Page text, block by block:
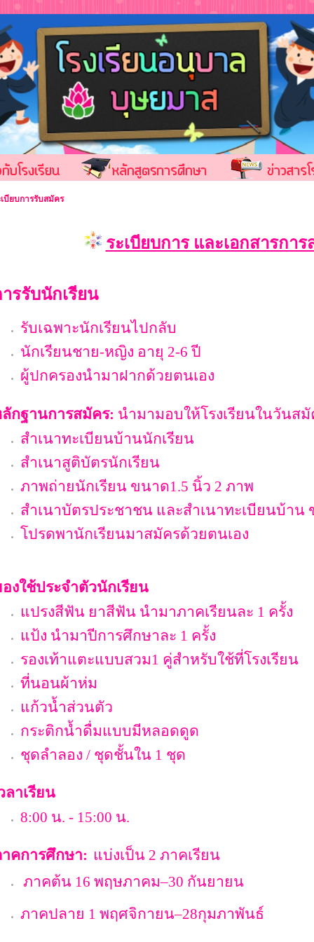
เบียบการรับสมัคร
ระเบียบการ และเอกสารกา
รรับนักเรียน
รับเฉพาะนักเรียนไปกลับ
นักเรียนชาย-หญิง อายุ 2-6ปี
ผู้ปกครองนำมาฝากด้วยตนเอง
กฐานการสมัคร: นำมามอบให้โรงเรียนในวันสมั
สำเนาทะเบียนบ้านนักเรียน
สำเนาสูติบัตรนักเรียน
ภาพถ่ายนักเรียน ขนาด1.5 นิ้ว 2 ภาพ
สำเนาบัตรประชาชน และสำเนาทะเบียนบ้าน
โปรดพานักเรียนมาสมัครด้วยตนเอง
งใช้ประจำตัวนักเรียน
แปรงสีฟัน ยาสีฟัน นำมาภาคเรียนละ 1 ครั้ง
แป้ง นำมาปีการศึกษาละ 1 ครั้ง
รองเท้าแตะแบบสวม1 คู่สำหรับใช้ที่โรงเรียน
ที่นอนผ้าห่ม
แก้วน้ำส่วนตัว
กระติกน้ำดื่มแบบมีหลอดดูด
ชุดลำลอง / ชุดชั้นใน 1 ชุด
ลาเรียน
8:00 น. - 15:00 น.
คการศึกษา: แบ่งเป็น 2 ภาคเรียน
ภาคต้น 16 พฤษภาคม–30 กัน
ภาคปลาย 1 พฤศจิกายน–28กุมภาพันธ์